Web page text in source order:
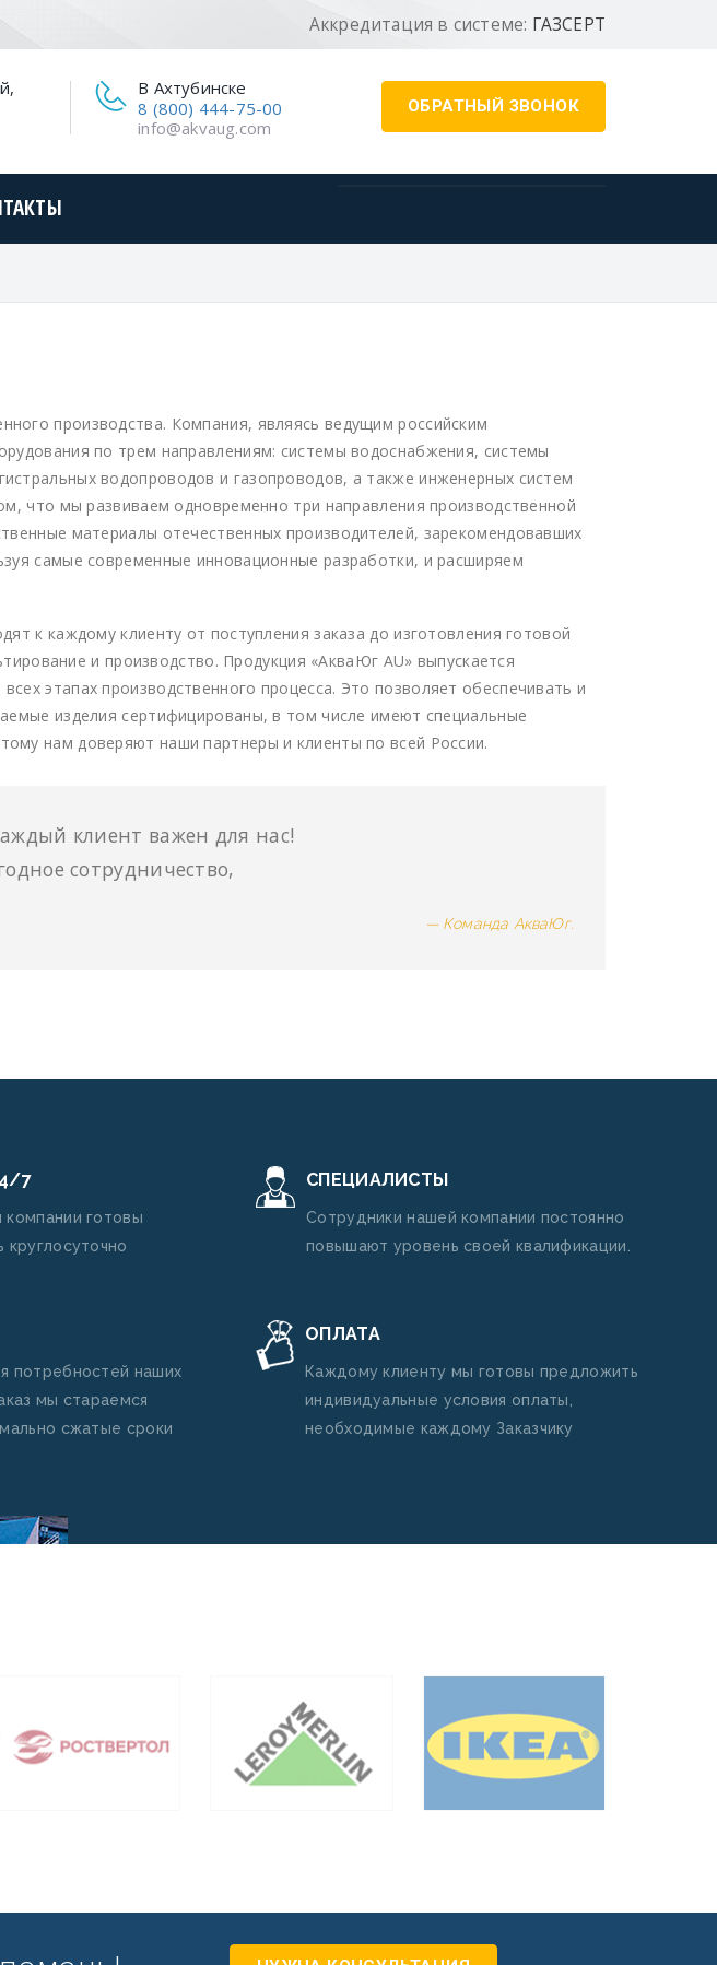
Аккредитация в системе: ГАЗСЕРТ
ОБРАТНЫЙ ЗВОНОК
В Ахтубинске
8 (800) 444-75-00
info@akvaug.com
производства. Компания, являясь ведущим российским
по трем направлениям: системы водоснабжения, системы
водопроводов и газопроводов, а также инженерных систем
что мы развиваем одновременно три направления производственной
материалы отечественных производителей, зарекомендовавших
самые современные инновационные разработки, и расширяем
к каждому клиенту от поступления заказа до изготовления готовой
и производство. Продукция «АкваЮг AU» выпускается
этапах производственного процесса. Это позволяет обеспечивать и
изделия сертифицированы, в том числе имеют специальные
нам доверяют наши партнеры и клиенты по всей России.
клиент важен для нас!
сотрудничество,
Команда АкваЮг.
7
готовы
потребностей наших
мы стараемся
сжатые сроки
СПЕЦИАЛИСТЫ
Сотрудники нашей компании постоянно
повышают уровень своей квалификации.
ОПЛАТА
Каждому клиенту мы готовы предложить
индивидуальные условия оплаты,
необходимые каждому Заказчику